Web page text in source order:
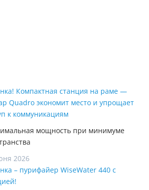
Компактная станция на раме —
Quadro экономит место и упрощает
к коммуникациям
мощность при минимуме
2026
– пурифайер WiseWater 440 с